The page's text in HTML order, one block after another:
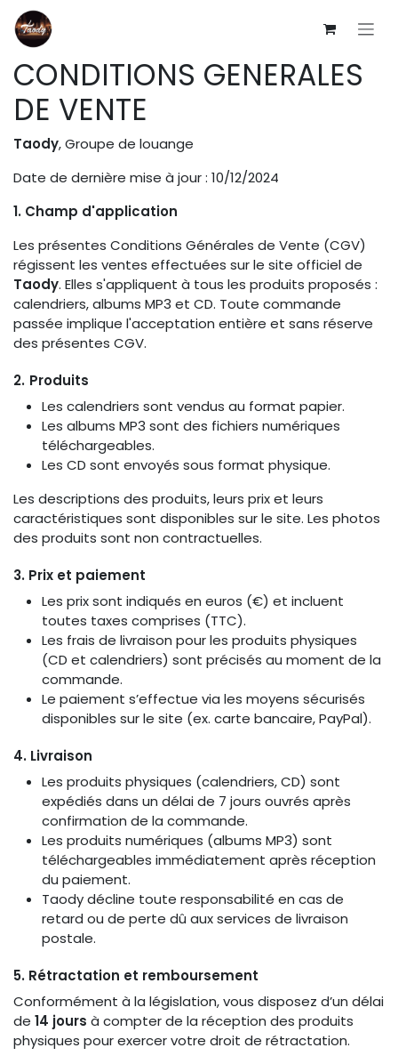
Se rendre au contenu
CONDITIONS GENERALES
DE VENTE
Taody, Groupe de louange
Date de dernière mise à jour : 10/12/2024
1. Champ d'application
Les présentes Conditions Générales de Vente (CGV)
régissent les ventes effectuées sur le site officiel de
Taody. Elles s'appliquent à tous les produits proposés :
calendriers, albums MP3 et CD. Toute commande
passée implique l'acceptation entière et sans réserve
des présentes CGV.
2. Produits
Les calendriers sont vendus au format papier.
Les albums MP3 sont des fichiers numériques
téléchargeables.
Les CD sont envoyés sous format physique.
Les descriptions des produits, leurs prix et leurs
caractéristiques sont disponibles sur le site. Les photos
des produits sont non contractuelles.
3. Prix et paiement
Les prix sont indiqués en euros (€) et incluent
toutes taxes comprises (TTC).
Les frais de livraison pour les produits physiques
(CD et calendriers) sont précisés au moment de la
commande.
Le paiement s’effectue via les moyens sécurisés
disponibles sur le site (ex. carte bancaire, PayPal).
4. Livraison
Les produits physiques (calendriers, CD) sont
expédiés dans un délai de 7 jours ouvrés après
confirmation de la commande.
Les produits numériques (albums MP3) sont
téléchargeables immédiatement après réception
du paiement.
Taody décline toute responsabilité en cas de
retard ou de perte dû aux services de livraison
postale.
5. Rétractation et remboursement
Conformément à la législation, vous disposez d’un délai
de 14 jours à compter de la réception des produits
physiques pour exercer votre droit de rétractation.